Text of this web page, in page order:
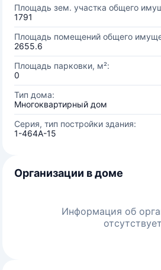
Площадь зем. участка общего
1791
Площадь помещений общего
2655.6
Площадь парковки, м²:
0
Тип дома:
Многоквартирный дом
Серия, тип постройки здания:
1-464А-15
Организации в доме
Информация об
отсутствует